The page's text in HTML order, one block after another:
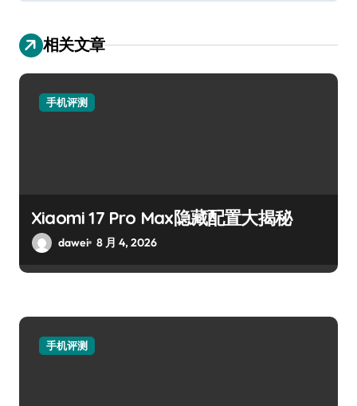
相关文章
手机评测
Xiaomi 17 Pro Max隐藏配置大揭秘
dawei 8 月 4, 2026
手机评测